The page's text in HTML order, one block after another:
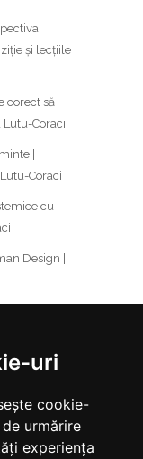
uri
cookie-
urmărire
experiența
și lecțiile
corect să
Lutu-Coraci
|
Coraci
cu
Design |